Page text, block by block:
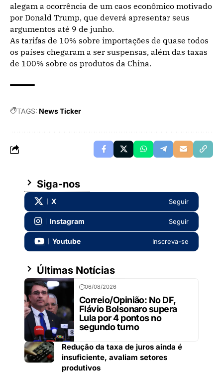
alegam a ocorrência de um caos econômico motivado
por Donald Trump, que deverá apresentar seus
argumentos até 9 de junho.
As tarifas de 10% sobre importações de quase todos
os países chegaram a ser suspensas, além das taxas
de 100% sobre os produtos da China.
TAGS: News Ticker
Siga-nos
X Seguir
Instagram Seguir
Youtube Inscreva-se
Últimas Notícias
06/08/2026
Correio/Opinião: No DF,
Flávio Bolsonaro supera
Lula por 4 pontos no
segundo turno
Redução da taxa de juros ainda é
insuficiente, avaliam setores
produtivos